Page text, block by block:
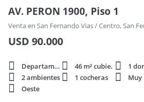
AV. PERON 1900, Piso 1
Venta en San Fernando Vias / Centro, San
USD 90.000
Departamento 46 m² cubie. 1
2 ambientes
1 cocheras Muy
Oeste